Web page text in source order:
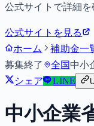
公式サイトで詳細を
公式サイトを見る
ホーム
補助金一
募集終了
全国 中小
シェア
LINE
中小企業